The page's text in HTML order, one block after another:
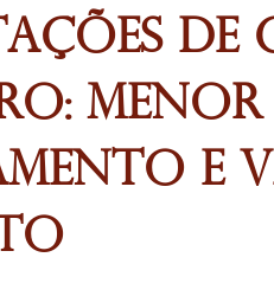
de
e